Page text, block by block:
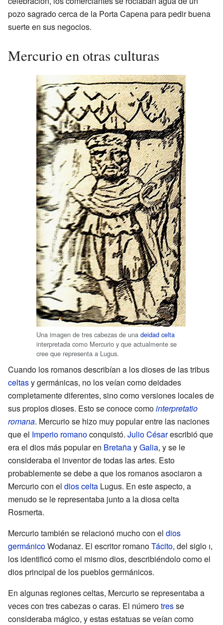
pozo sagrado cerca de la Porta Capena para pedir buena
suerte en sus negocios.
Mercurio en otras culturas
Una imagen de tres cabezas de una deidad celta
interpretada como Mercurio y que actualmente se
cree que representa a Lugus.
Cuando los romanos describían a los dioses de las tribus
celtasy germánicas, no los veían como deidades
completamente diferentes, sino como versiones locales de
sus propios dioses. Esto se conoce comointerpretatio
romana. Mercurio se hizo muy popular entre las naciones
que el Imperio romanoconquistó. Julio Césarescribió que
era el dios más popular en BretañayGalia, y se le
consideraba el inventor de todas las artes. Esto
probablemente se debe a que los romanos asociaron a
Mercurio con el dios celta Lugus. En este aspecto, a
menudo se le representaba junto a la diosa celta
Rosmerta.
Mercurio también se relacionó mucho con el dios
germánicoWodanaz. El escritor romanoTácito, del siglo i,
los identificó como el mismo dios, describiéndolo como el
dios principal de los pueblos germánicos.
En algunas regiones celtas, Mercurio se representaba a
veces con tres cabezas o caras. El númerotresse
consideraba mágico, y estas estatuas se veían como